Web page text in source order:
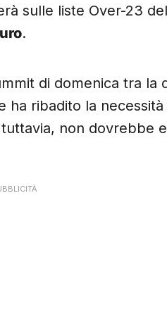
sulle liste Over-23
.
di domenica tra la
ha ribadito la
non dovrebbe